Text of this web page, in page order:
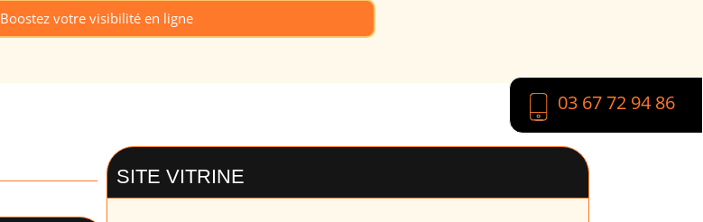
Boostez votre visibilité en ligne
SITE VITRINE
03 67 72 94 86